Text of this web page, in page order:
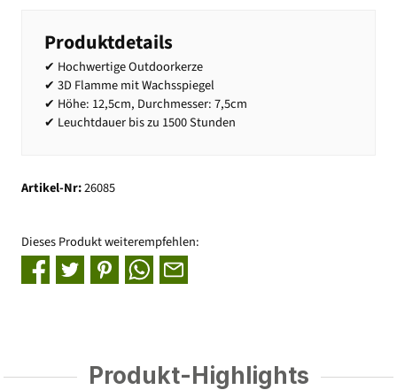
Produktdetails
✔ Hochwertige Outdoorkerze
✔ 3D Flamme mit Wachsspiegel
✔ Höhe: 12,5cm, Durchmesser: 7,5cm
✔ Leuchtdauer bis zu 1500 Stunden
Artikel-Nr:26085
Dieses Produkt weiterempfehlen:
Produkt-Highlights